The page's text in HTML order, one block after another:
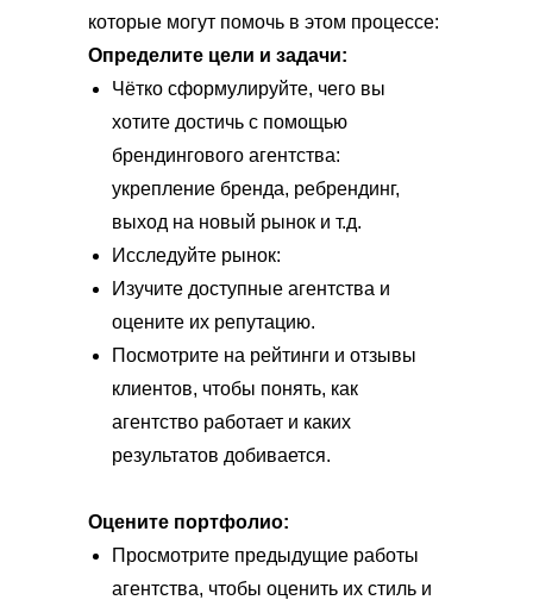
которые могут помочь в этом процессе:
Определите цели и задачи:
Чётко сформулируйте, чего вы
хотите достичь с помощью
брендингового агентства:
укрепление бренда, ребрендинг,
выход на новый рынок и т.д.
Исследуйте рынок:
Изучите доступные агентства и
оцените их репутацию.
Посмотрите на рейтинги и отзывы
клиентов, чтобы понять, как
агентство работает и каких
результатов добивается.
Оцените портфолио:
Просмотрите предыдущие работы
агентства, чтобы оценить их стиль и